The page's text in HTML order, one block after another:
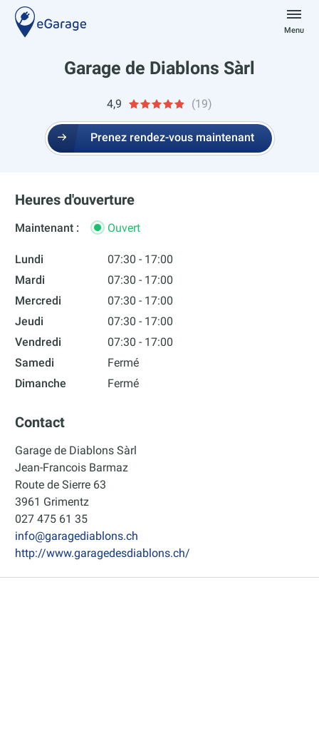
Aller
contenu
Menu
Garage de Diablons Sàrl
4,9 (19)
Prenez rendez-vous maintenant
Heures d'ouverture
Maintenant : Ouvert
Lundi
07:30 - 17:00
Mardi
07:30 - 17:00
Mercredi
07:30 - 17:00
Jeudi
07:30 - 17:00
Vendredi
07:30 - 17:00
Samedi
Fermé
Dimanche
Fermé
Contact
Garage de Diablons Sàrl
Jean-Francois Barmaz
Route de Sierre 63
3961 Grimentz
027 475 61 35
info@garagediablons.ch
http://www.garagedesdiablons.ch/